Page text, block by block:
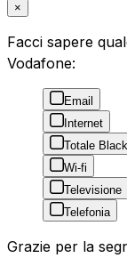
×
Facci sapere
Vodafone:
Email
Internet
Totale
Wi-fi
Televisione
Telefonia
Grazie per la